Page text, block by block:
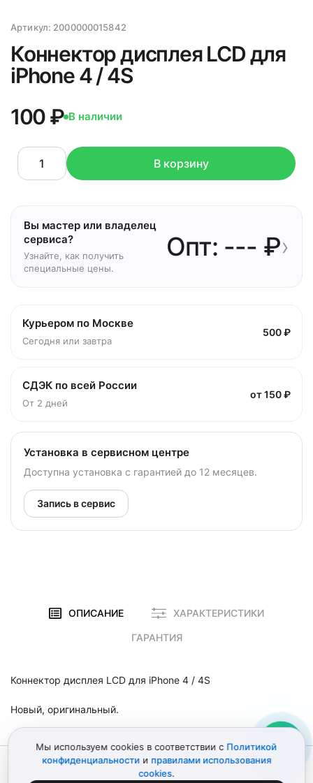
Артикул: 2000000015842
Коннектор дисплея LCD для
iPhone 4 / 4S
100 ₽ В наличии
В корзину
Вы мастер или владелец
сервиса?
Узнайте, как получить
специальные цены.
Опт: --- ₽›
Курьером по Москве
Сегодня или завтра
500 ₽
СДЭК по всей России
От 2 дней
от 150 ₽
Установка в сервисном центре
Доступна установка с гарантией до 12 месяцев.
Запись в сервис
ОПИСАНИЕ ХАРАКТЕРИСТИКИ
ГАРАНТИЯ
Коннектор дисплея LCD для iPhone 4 / 4S
Новый, оригинальный.
© 2012–2026 Детали Эпл
Политика конфиденциальности
Пользовательское соглашение
Мы используем cookies в соответствии с Политикой
конфиденциальности и правилами использования
cookies.